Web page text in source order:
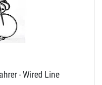
- Wired Line